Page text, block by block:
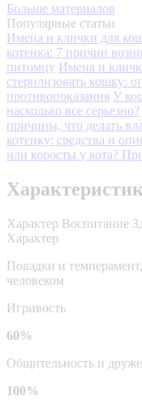
Больше материалов
Популярные статьи
Имена и клички для
котенка: 7 причин
питомцу Имена и
стерилизовать кошку:
противопоказания У
насколько все серьезно?
причины, что делать
котенку: средства и
или коросты у кота?
Характер Воспитание
Характер
Повадки и
человеком
Игривость
60%
Общительность и
100%